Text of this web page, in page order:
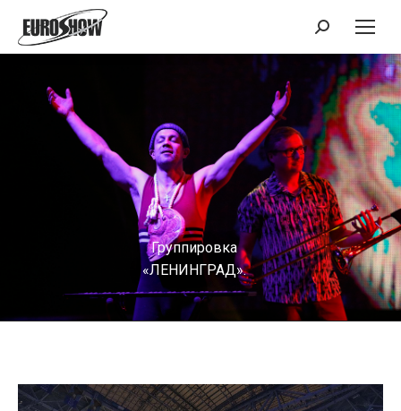
Поиск:
Группировка
«ЛЕНИНГРАД».